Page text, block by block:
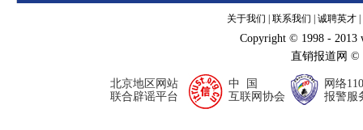
关于我们 联系我们 诚聘英才
Copyright © 1998 - 2013
直销报道网
北京地区网站
联合辟谣平台
中 国
互联网协会
网络110
报警服